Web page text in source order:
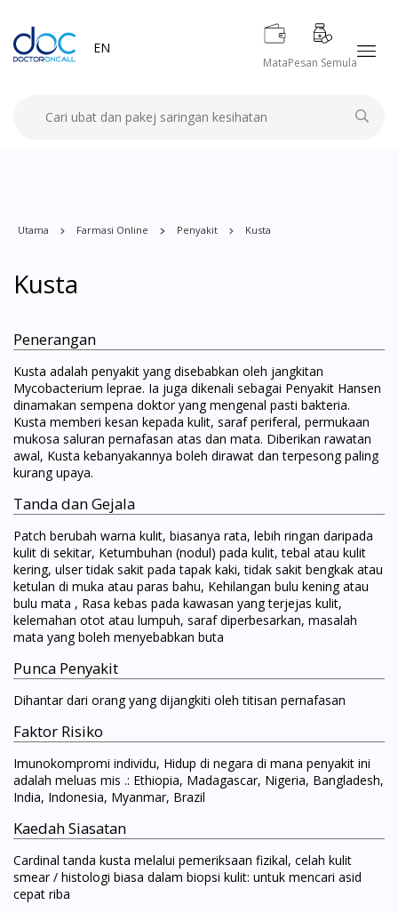
EN
MataPesan Semula
Utama Farmasi Online Penyakit Kusta
Kusta
Penerangan
Kusta adalah penyakit yang disebabkan oleh jangkitan
Mycobacterium leprae. Ia juga dikenali sebagai Penyakit Hansen
dinamakan sempena doktor yang mengenal pasti bakteria.
Kusta memberi kesan kepada kulit, saraf periferal, permukaan
mukosa saluran pernafasan atas dan mata. Diberikan rawatan
awal, Kusta kebanyakannya boleh dirawat dan terpesong paling
kurang upaya.
Tanda dan Gejala
Patch berubah warna kulit, biasanya rata, lebih ringan daripada
kulit di sekitar, Ketumbuhan (nodul) pada kulit, tebal atau kulit
kering, ulser tidak sakit pada tapak kaki, tidak sakit bengkak atau
ketulan di muka atau paras bahu, Kehilangan bulu kening atau
bulu mata , Rasa kebas pada kawasan yang terjejas kulit,
kelemahan otot atau lumpuh, saraf diperbesarkan, masalah
mata yang boleh menyebabkan buta
Punca Penyakit
Dihantar dari orang yang dijangkiti oleh titisan pernafasan
Faktor Risiko
Imunokompromi individu, Hidup di negara di mana penyakit ini
adalah meluas mis .: Ethiopia, Madagascar, Nigeria, Bangladesh,
India, Indonesia, Myanmar, Brazil
Kaedah Siasatan
Cardinal tanda kusta melalui pemeriksaan fizikal, celah kulit
smear / histologi biasa dalam biopsi kulit: untuk mencari asid
cepat riba